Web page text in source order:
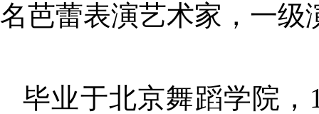
名芭蕾表演艺术家，一级
毕业于北京舞蹈学院，